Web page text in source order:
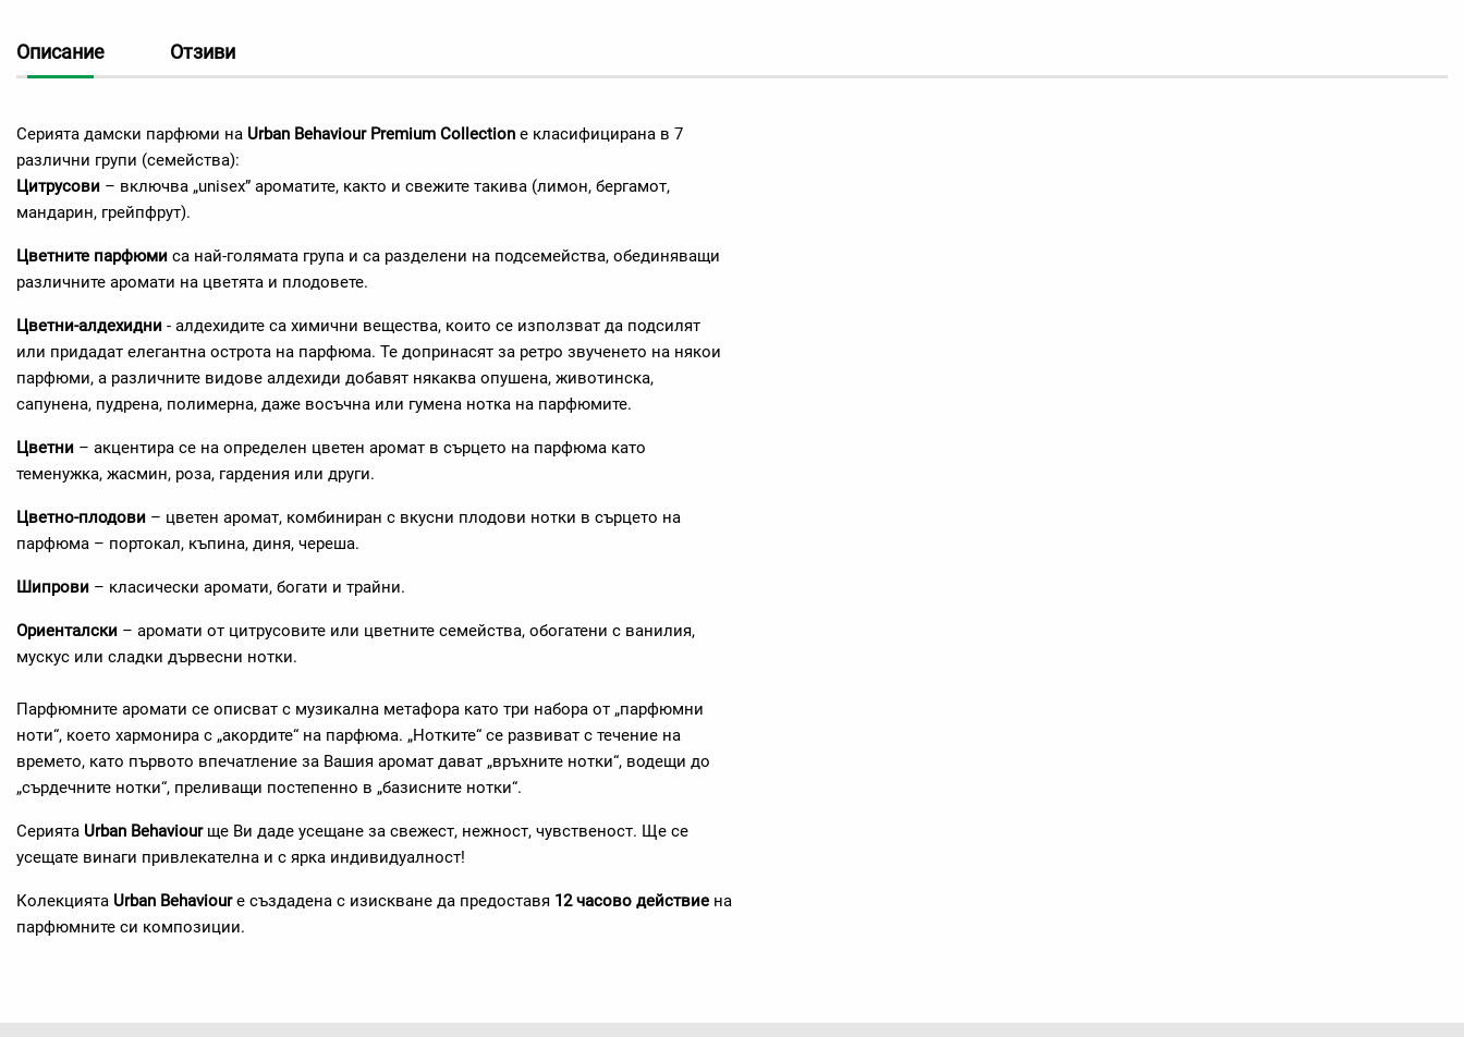
Описание Отзиви
Серията дамски парфюми на Urban Behaviour Premium Collection е класифицирана в 7
различни групи (семейства):
Цитрусови – включва „unisex” ароматите, както и свежите такива (лимон, бергамот,
мандарин, грейпфрут).
Цветните парфюми са най-голямата група и са разделени на подсемейства, обединяващи
различните аромати на цветята и плодовете.
Цветни-алдехидни - алдехидите са химични вещества, които се използват да подсилят
или придадат елегантна острота на парфюма. Те допринасят за ретро звученето на някои
парфюми, а различните видове алдехиди добавят някаква опушена, животинска,
сапунена, пудрена, полимерна, даже восъчна или гумена нотка на парфюмите.
Цветни – акцентира се на определен цветен аромат в сърцето на парфюма като
теменужка, жасмин, роза, гардения или други.
Цветно-плодови – цветен аромат, комбиниран с вкусни плодови нотки в сърцето на
парфюма – портокал, къпина, диня, череша.
Шипрови – класически аромати, богати и трайни.
Ориенталски – аромати от цитрусовите или цветните семейства, обогатени с ванилия,
мускус или сладки дървесни нотки.
Парфюмните аромати се описват с музикална метафора като три набора от „парфюмни
ноти“, което хармонира с „акордите“ на парфюма. „Нотките“ се развиват с течение на
времето, като първото впечатление за Вашия аромат дават „връхните нотки“, водещи до
„сърдечните нотки“, преливащи постепенно в „базисните нотки“.
Серията Urban Behaviourще Ви даде усещане за свежест, нежност, чувственост. Ще се
усещате винаги привлекателна и с ярка индивидуалност!
Колекцията Urban Behaviourе създадена с изискване да предоставя 12 часово действие на
парфюмните си композиции.